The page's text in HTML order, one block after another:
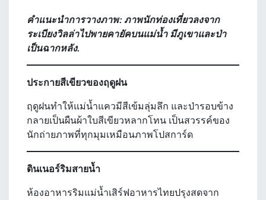
คำแนะนำการวางภาพ: ภาพนักท่องเที่ยวลงจาก
ระเบียงวิลล่าไปพายคายัคบนแม่น้ำ มีภูเขาและป่า
เป็นฉากหลัง.
ประกายสีเขียวของฤดูฝน
ฤดูฝนทำให้แม่น้ำแควมีสีเข้มลุ่มลึก และป่ารอบข้าง
กลายเป็นผืนผ้าใบสีเขียวหลากโทน เป็นสวรรค์ของ
นักถ่ายภาพที่ทุกมุมเหมือนภาพโปสการ์ด
ดินเนอร์ริมสายน้ำ
ห้องอาหารริมแม่น้ำเสิร์ฟอาหารไทยปรุงสดจาก